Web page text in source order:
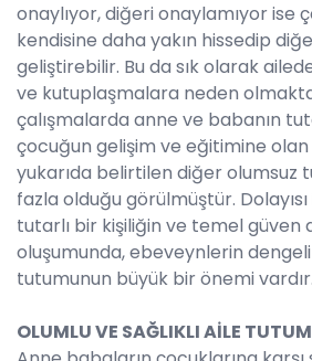
onaylıyor, diğeri onaylamıyor ise
kendisine daha yakın hissedip
geliştirebilir. Bu da sık olarak
ve kutuplaşmalara neden
çalışmalarda anne ve babanın
çocuğun gelişim ve eğitimine
yukarıda belirtilen diğer olumsuz
fazla olduğu görülmüştür.
tutarlı bir kişiliğin ve temel güven
oluşumunda, ebeveynlerin
tutumunun büyük bir önemi vardır.
OLUMLU VE SAĞLIKLI AİLE